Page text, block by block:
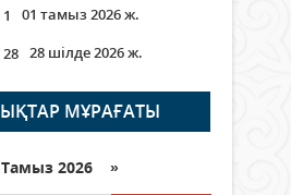
АРҚЫЛЫ ҚАЛАЙ
ж. 243
01 тамыз 2026 ж.
28 шілде 2026 ж.
МҰРАҒАТЫ
2026 »